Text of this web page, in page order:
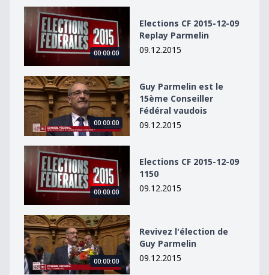
Elections CF 2015-12-09 Replay Parmelin
00:00:00
Elections CF 2015-12-09
Replay Parmelin
09.12.2015
Guy Parmelin est le 15ème Conseiller Fédéral vaudois
00:00:00
Guy Parmelin est le
15ème Conseiller
Fédéral vaudois
09.12.2015
Elections CF 2015-12-09 1150
00:00:00
Elections CF 2015-12-09
1150
09.12.2015
Revivez l&#039;élection de Guy Parmelin
00:00:00
Revivez l'élection de
Guy Parmelin
09.12.2015